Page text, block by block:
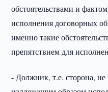
обстоятельствами и
исполнения договорных
именно такие
препятствием для
- Должник, т.е. сторона,